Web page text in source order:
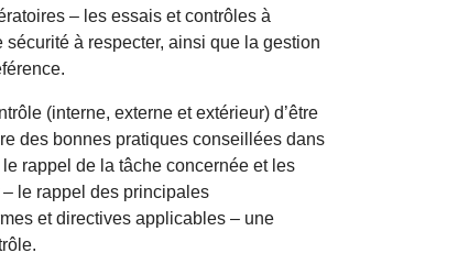
– les essais et contrôles à
à respecter, ainsi que la gestion
(interne, externe et extérieur) d’être
des bonnes pratiques conseillées dans
le rappel de la tâche concernée et les
le rappel des principales
et directives applicables – une